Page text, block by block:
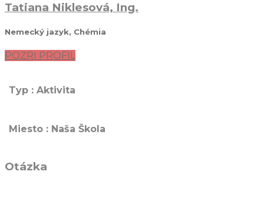
Tatiana Niklesová, Ing.
Nemecký jazyk, Chémia
POZRI PROFIL
Typ : Aktivita
Miesto : Naša Škola
Otázka